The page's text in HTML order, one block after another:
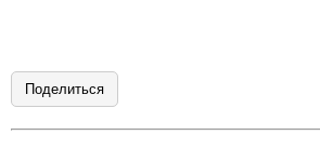
Поделиться